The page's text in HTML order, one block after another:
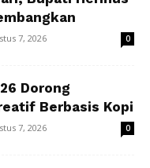
7, 2026 0
Dorong
Berbasis Kopi
7, 2026 0